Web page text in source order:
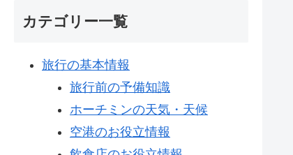
カテゴリー一覧
旅行の基本情報
旅行前の予備知識
ホーチミンの天気・天候
空港のお役立情報